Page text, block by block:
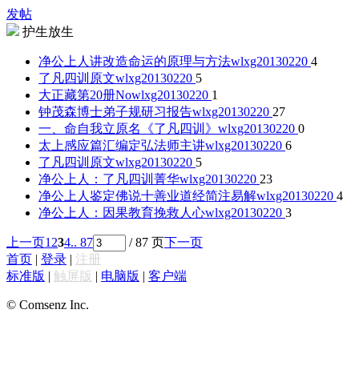
发帖
护生放生
净公上人讲改造命运的原理与方法wlxg20130220 4
了凡四训原文wlxg20130220 5
大正藏第20册Nowlxg20130220 1
钟茂森博士弟子规研习报告wlxg20130220 27
一、命自我立原名《了凡四训》 wlxg20130220 0
太上感应篇汇编定弘法师主讲wlxg20130220 6
了凡四训原文wlxg20130220 5
净公上人：了凡四训菁华wlxg20130220 23
净公上人鉴定佛说十善业道经简注易解wlxg20130220 4
净公上人：因果教育挽救人心wlxg20130220 3
上一页1 234.. 87 / 87 页下一页
首页 | 登录 | 注册
标准版 | 触屏版 | 电脑版 | 客户端
© Comsenz Inc.